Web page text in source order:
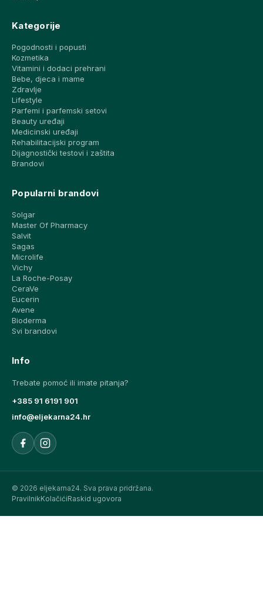
Kategorije
Pogodnosti i popusti
Kozmetika
Vitamini i dodaci prehrani
Bebe, djeca i mame
Zdravlje
Lifestyle
Parfemi i parfemski setovi
Beauty uređaji
Medicinski uređaji
Rehabilitacijski program
Dijagnostički testovi i zaštita
Brandovi
Popularni brandovi
Solgar
Master Of Pharmacy
Salvit
Sagas
Microlife
Vichy
La Roche-Posay
CeraVe
Eucerin
Avene
Bioderma
Svi brandovi
Info
Trebate pomoć ili imate pitanja?
+385 91 6191 901
info@eljekarna24.hr
© 2026 eljekarna24. Sva prava pridržana.
PravilnikKolačićiRaskid ugovora